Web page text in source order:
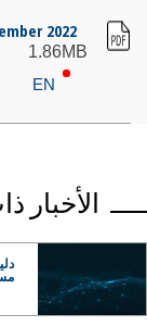
2022
1.86MB
EN
الأخبار